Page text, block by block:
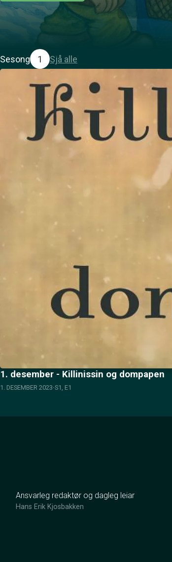
Sesong 1 Sjå alle
1. desember - Killinissin og dompapen
1. DESEMBER 2023 S1, E1
Ansvarleg redaktør og dagleg leiar
Hans Erik Kjosbakken